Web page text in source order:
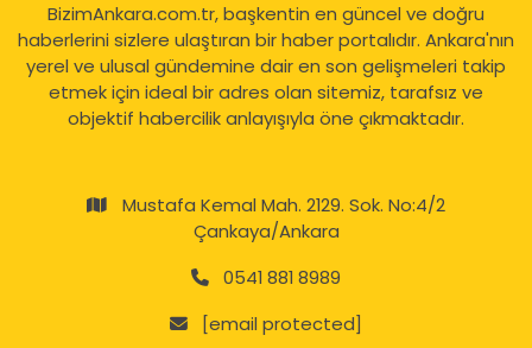
BizimAnkara.com.tr, başkentin en güncel ve doğru
haberlerini sizlere ulaştıran bir haber portalıdır. Ankara'nın
yerel ve ulusal gündemine dair en son gelişmeleri takip
etmek için ideal bir adres olan sitemiz, tarafsız ve
objektif habercilik anlayışıyla öne çıkmaktadır.
Mustafa Kemal Mah. 2129. Sok. No:4/2
Çankaya/Ankara
0541 881 8989
[email protected]